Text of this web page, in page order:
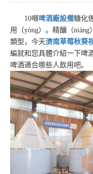
10噸啤酒廠設備糖化
用（yòng）。精釀（
類型，今天濟南草莓秋葵
編就和您具體介紹一下啤
啤酒適合哪些人飲用吧。